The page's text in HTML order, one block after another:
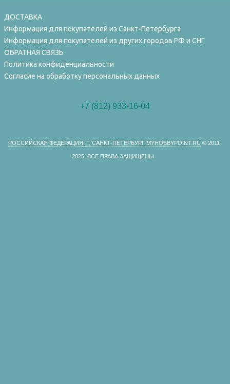
ДОСТАВКА
Информация для покупателей из Санкт-Петербурга
Информация для покупателей из других городов РФ и СНГ
ОБРАТНАЯ СВЯЗЬ
Политика конфиденциальности
Согласие на обработку персональных данных
+7 (812) 933-16-04
РОССИЙСКАЯ ФЕДЕРАЦИЯ, Г. САНКТ-ПЕТЕРБУРГ MYHOBBYPOINT.RU © 2011-
2025. ВСЕ ПРАВА ЗАЩИЩЕНЫ.